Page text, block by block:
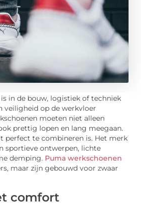
in de bouw, logistiek of techniek
veiligheid op de werkvloer
moeten niet alleen
prettig lopen en lang meegaan.
perfect te combineren is. Het merk
sportieve ontwerpen, lichte
demping. Puma werkschoenen
maar zijn gebouwd voor zwaar
comfort